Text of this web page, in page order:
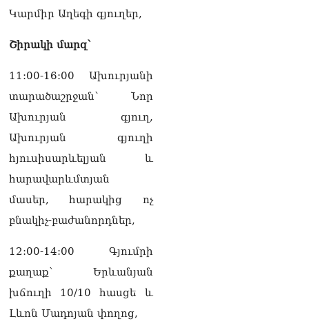
Կարմիր Աղեգի գյուղեր,
Շիրակի մարզ՝
11:00-16:00 Ախուրյանի
տարածաշրջան` Նոր
Ախուրյան գյուղ,
Ախուրյան գյուղի
հյուսիսարևելյան և
հարավարևմտյան
մասեր, հարակից ոչ
բնակիչ-բաժանորդներ,
12:00-14:00 Գյումրի
քաղաք՝ Երևանյան
խճուղի 10/10 հասցե և
Լևոն Մադոյան փողոց,